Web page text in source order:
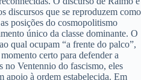
discursos que se reproduzem como
posições do cosmopolitismo
único da classe dominante. O
qual ocupam “a frente do palco”,
certo para defender a
no Ventennio do fascismo, eles
apoio à ordem estabelecida. Em